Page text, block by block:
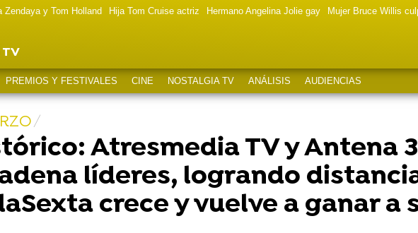
Zendaya y Tom Holland Hija Tom Cruise actriz Hermano Angelina Jolie gay Mujer Bruce Willis
PREMIOS Y FESTIVALES CINE NOSTALGIA TV ANÁLISIS AUDIENCIAS
Atresmedia TV y Antena
líderes, logrando
crece y vuelve a ganar